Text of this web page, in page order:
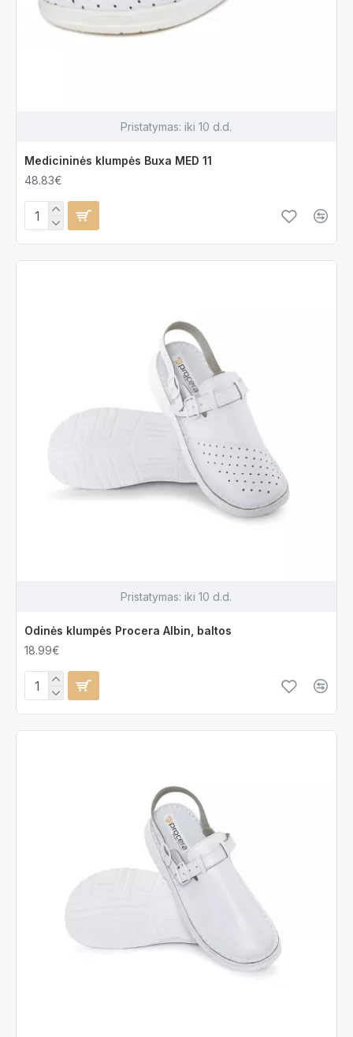
Pristatymas: iki 10 d.d.
Medicininės klumpės Buxa MED 11
48.83€
Pristatymas: iki 10 d.d.
Odinės klumpės Procera Albin, baltos
18.99€